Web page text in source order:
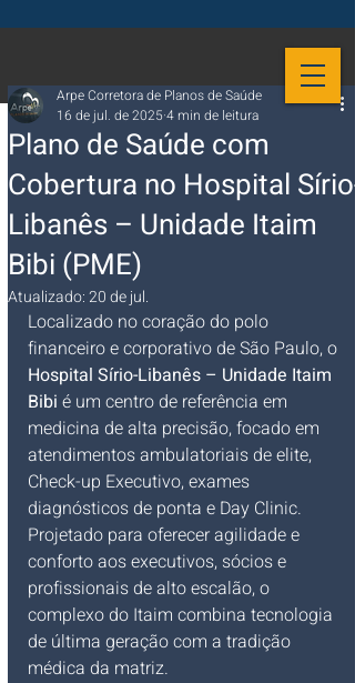
Plano de Saúde com
Cobertura no Hospital Sírio-
Libanês – Unidade Itaim
Bibi (PME)
Arpe Corretora de Planos de Saúde
16 de jul. de 2025 4 min de leitura
Atualizado:20 de jul.
Localizado no coração do polo
financeiro e corporativo de São Paulo, o
Hospital Sírio-Libanês – Unidade Itaim
Bibi é um centro de referência em
medicina de alta precisão, focado em
atendimentos ambulatoriais de elite,
Check-up Executivo, exames
diagnósticos de ponta e Day Clinic.
Projetado para oferecer agilidade e
conforto aos executivos, sócios e
profissionais de alto escalão, o
complexo do Itaim combina tecnologia
de última geração com a tradição
médica da matriz.